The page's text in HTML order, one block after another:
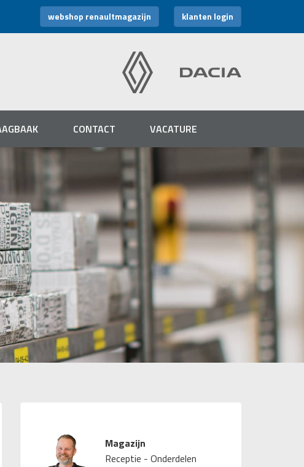
webshop renaultmagazijn klanten login
CONTACT VACATURE
Magazijn
Receptie - Onderdelen